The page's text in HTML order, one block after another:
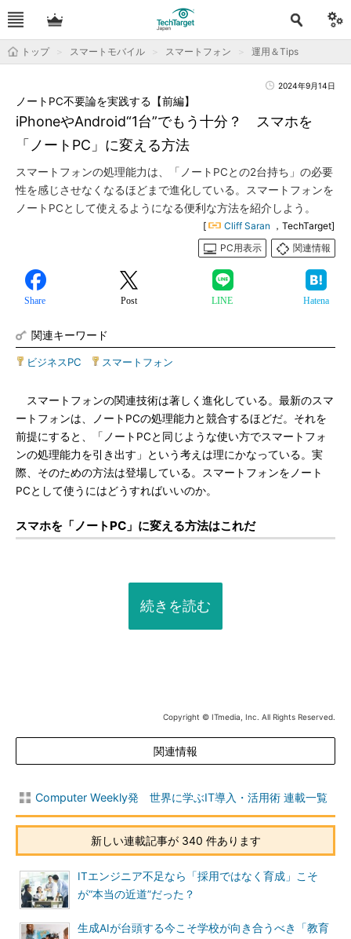
トップ スマートモバイル スマートフォン 運用＆Tips
2024年9月14日
iPhoneやAndroid“1台”でもう十分？ スマホを
「ノートPC」に変える方法
ノートPC不要論を実践する【前編】
スマートフォンの処理能力は、「ノートPCとの2台持ち」の必要
性を感じさせなくなるほどまで進化している。スマートフォンを
ノートPCとして使えるようになる便利な方法を紹介しよう。
[ Cliff Saran ，TechTarget]
PC用表示
関連情報
Share Post LINE Hatena
関連キーワード
ビジネスPC スマートフォン
スマートフォンの関連技術は著しく進化している。最新のスマ
ートフォンは、ノートPCの処理能力と競合するほどだ。それを
前提にすると、「ノートPCと同じような使い方でスマートフォ
ンの処理能力を引き出す」という考えは理にかなっている。実
際、そのための方法は登場している。スマートフォンをノート
PCとして使うにはどうすればいいのか。
スマホを「ノートPC」に変える方法はこれだ
続きを読む
Copyright © ITmedia, Inc. All Rights Reserved.
関連情報
Computer Weekly発 世界に学ぶIT導入・活用術 連載一覧
新しい連載記事が 340 件あります
ITエンジニア不足なら「採用ではなく育成」こそ
が“本当の近道”だった？
生成AIが台頭する今こそ学校が向き合うべき「教育